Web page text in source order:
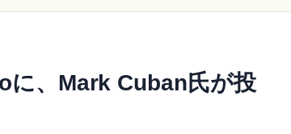
に、Mark Cuban氏が投